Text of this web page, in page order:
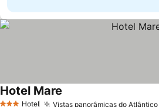
Hotel Vistas panorâmicas do Atlântico
Hotel Mare